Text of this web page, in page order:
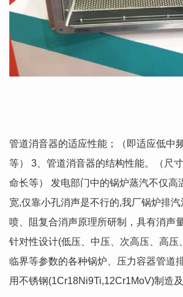
管道消音器的适应性能；（即适应低中
等） 3、管道消音器的结构性能。（尺
命长等） 发电部门中的锅炉蒸汽不仅高
宽,仅靠小孔消声是不行的,我厂锅炉排汽
喷、阻复合消声原理所研制，具有消声
针对性设计(低压、中压、次高压、高压
临界等参数的各种锅炉、压力容器管道
用不锈钢(1Cr18Ni9Ti,12Cr1MoV)制造